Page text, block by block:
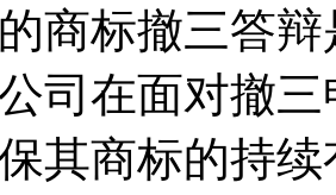
商标撤三答
司在面对撤
其商标的持